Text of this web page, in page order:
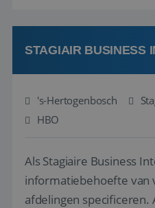
werken: of het nu gaat
STAGIAIR BUSINESS
's-Hertogenbosch
HBO
Als Stagiaire Business
informatiebehoefte van
afdelingen specificeren.